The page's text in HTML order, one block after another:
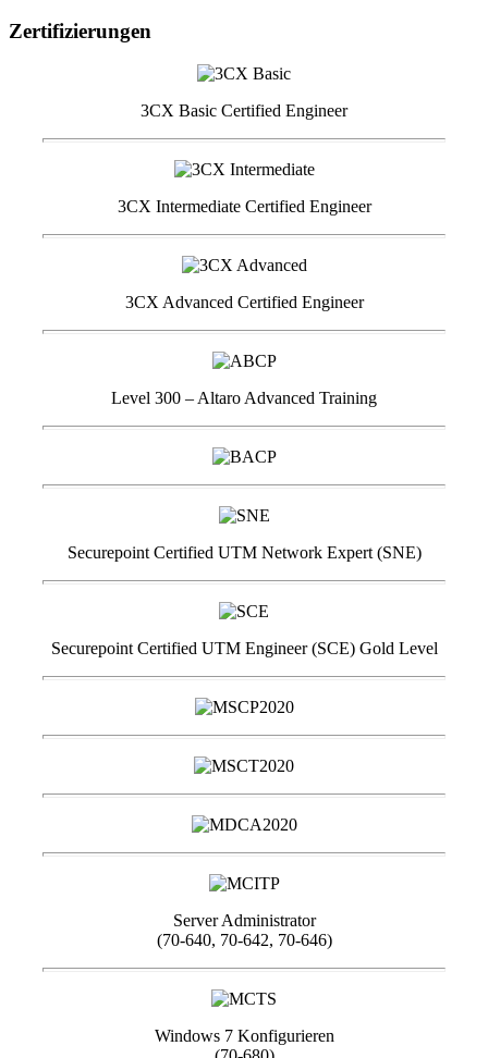
Zertifizierungen
3CX Basic Certified Engineer
3CX Intermediate Certified Engineer
3CX Advanced Certified Engineer
Level 300 – Altaro Advanced Training
Securepoint Certified UTM Network Expert (SNE)
Securepoint Certified UTM Engineer (SCE) Gold Level
Server Administrator
(70-640, 70-642, 70-646)
Windows 7 Konfigurieren